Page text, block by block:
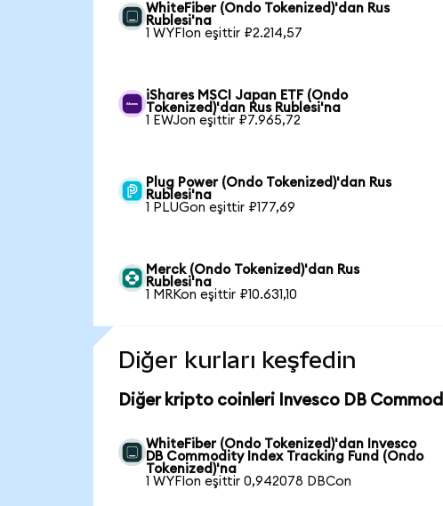
WhiteFiber (Ondo Tokenized)'dan Rus
Rublesi'na
1 WYFIon eşittir ₽2.214,57
iShares MSCI Japan ETF (Ondo
Tokenized)'dan Rus Rublesi'na
1 EWJon eşittir ₽7.965,72
Plug Power (Ondo Tokenized)'dan Rus
Rublesi'na
1 PLUGon eşittir ₽177,69
Merck (Ondo Tokenized)'dan Rus
Rublesi'na
1 MRKon eşittir ₽10.631,10
Diğer kurları keşfedin
Diğer kripto coinleri Invesco DB
WhiteFiber (Ondo Tokenized)'dan Invesco
DB Commodity Index Tracking Fund (Ondo
Tokenized)'na
1 WYFIon eşittir 0,942078 DBCon